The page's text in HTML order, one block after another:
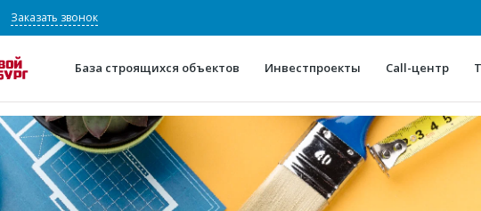
Заказать звонок
База строящихся объектов Инвестпроекты Call-центр
О проекте
Конкурентные